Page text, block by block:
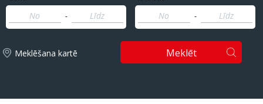
-
-
Meklēšana kartē Meklēt